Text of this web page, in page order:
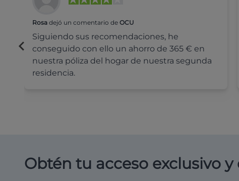
Rosa dejó un comentario de OCU
Siguiendo sus recomendaciones, he
conseguido con ello un ahorro de 365 € en
nuestra póliza del hogar de nuestra segunda
residencia.
Obtén tu acceso exclusivo